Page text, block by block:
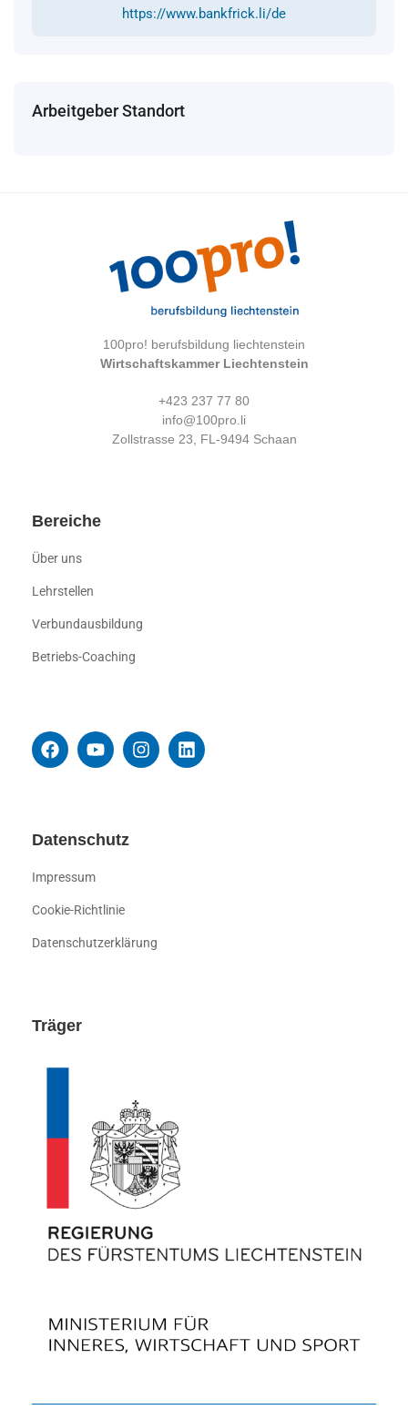
https://www.bankfrick.li/de
Arbeitgeber Standort
100pro! berufsbildung liechtenstein
Wirtschaftskammer Liechtenstein
+423 237 77 80
info@100pro.li
Zollstrasse 23, FL-9494 Schaan
Bereiche
Über uns
Lehrstellen
Verbundausbildung
Betriebs-Coaching
Datenschutz
Impressum
Cookie-Richtlinie
Datenschutzerklärung
Träger